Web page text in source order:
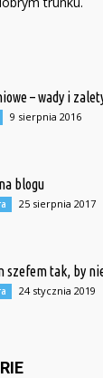
– wady i
9 sierpnia 2016
blogu
25 sierpnia 2017
szefem tak, by
24 stycznia 2019